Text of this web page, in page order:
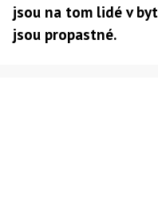
jsou na tom lidé v
jsou propastné.